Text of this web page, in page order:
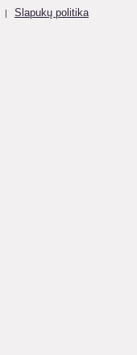
| Slapukų politika